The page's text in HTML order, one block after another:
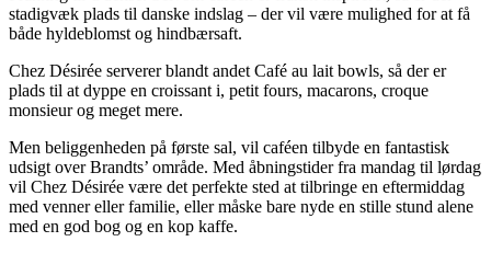
stadigvæk plads til danske indslag – der vil være mulighed for at få
både hyldeblomst og hindbærsaft.
Chez Désirée serverer blandt andet Café au lait bowls, så der er
plads til at dyppe en croissant i, petit fours, macarons, croque
monsieur og meget mere.
Men beliggenheden på første sal, vil caféen tilbyde en fantastisk
udsigt over Brandts’ område. Med åbningstider fra mandag til lørdag
vil Chez Désirée være det perfekte sted at tilbringe en eftermiddag
med venner eller familie, eller måske bare nyde en stille stund alene
med en god bog og en kop kaffe.